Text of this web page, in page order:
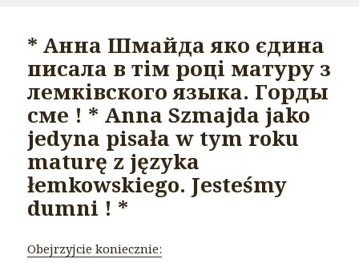
* Анна Шмайда яко єдина
писала в тім році матуру з
лемківского языка. Горды
сме ! * Anna Szmajda jako
jedyna pisała w tym roku
maturę z języka
łemkowskiego. Jesteśmy
dumni ! *
Obejrzyjcie koniecznie: